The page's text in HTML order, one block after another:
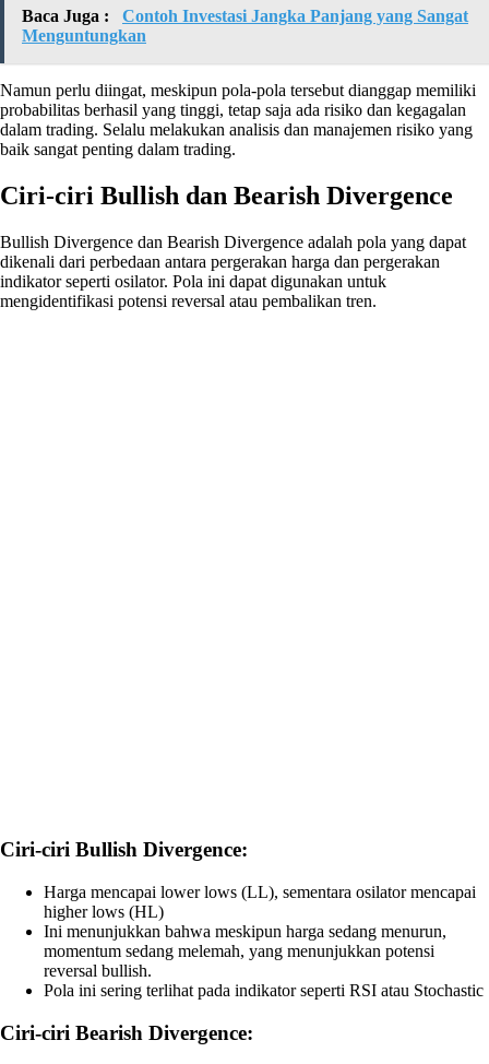
Baca Juga :
Contoh Investasi Jangka Panjang yang Sangat
Menguntungkan
Namun perlu diingat, meskipun pola-pola tersebut dianggap memiliki
probabilitas berhasil yang tinggi, tetap saja ada risiko dan kegagalan
dalam trading. Selalu melakukan analisis dan manajemen risiko yang
baik sangat penting dalam trading.
Ciri-ciri Bullish dan Bearish Divergence
Bullish Divergence dan Bearish Divergence adalah pola yang dapat
dikenali dari perbedaan antara pergerakan harga dan pergerakan
indikator seperti osilator. Pola ini dapat digunakan untuk
mengidentifikasi potensi reversal atau pembalikan tren.
Ciri-ciri Bullish Divergence:
Harga mencapai lower lows (LL), sementara osilator mencapai
higher lows (HL)
Ini menunjukkan bahwa meskipun harga sedang menurun,
momentum sedang melemah, yang menunjukkan potensi
reversal bullish.
Pola ini sering terlihat pada indikator seperti RSI atau Stochastic
Ciri-ciri Bearish Divergence: